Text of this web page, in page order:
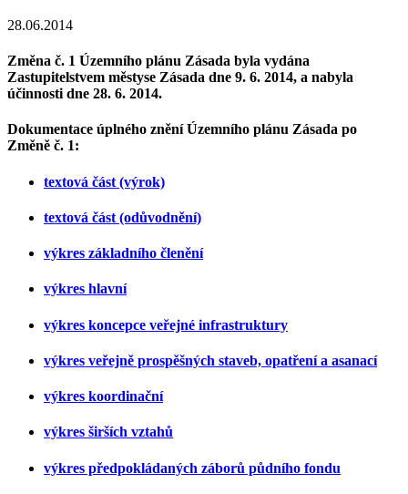
28.06.2014
Změna č. 1 Územního plánu Zásada byla vydána
Zastupitelstvem městyse Zásada dne 9. 6. 2014, a nabyla
účinnosti dne 28. 6. 2014.
Dokumentace úplného znění Územního plánu Zásada po
Změně č. 1:
textová část (výrok)
textová část (odůvodnění)
výkres základního členění
výkres hlavní
výkres koncepce veřejné infrastruktury
výkres veřejně prospěšných staveb, opatření a asanací
výkres koordinační
výkres širších vztahů
výkres předpokládaných záborů půdního fondu